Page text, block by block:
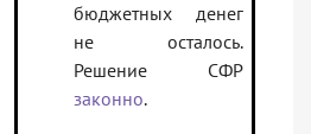
бюджетных денег
не осталось.
Решение СФР
законно.